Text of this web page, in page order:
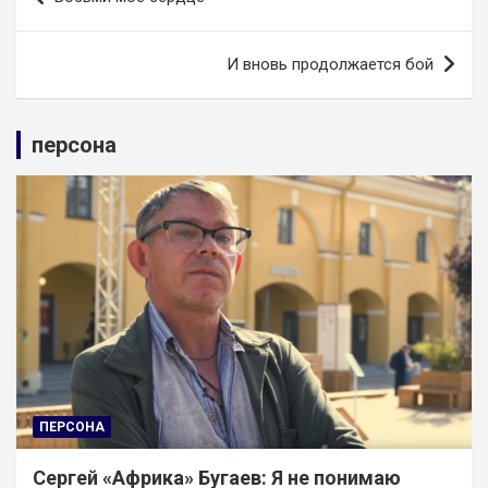
по
И вновь продолжается бой
персона
ПЕРСОНА
Сергей «Африка» Бугаев: Я не понимаю